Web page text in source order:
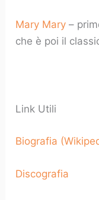
Mary Mary –
che è poi il
Link Utili
Biografia
Discografia